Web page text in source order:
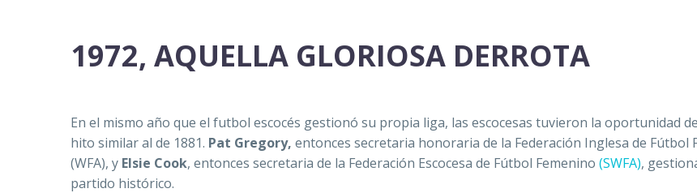
1972, AQUELLA GLORIOSA DERROTA
En el mismo año que el futbol escocés gestionó su propia liga, las escocesas tuvieron la oportunidad
hito similar al de 1881. Pat Gregory, entonces secretaria honoraria de la Federación Inglesa de Fútbol
(WFA), y Elsie Cook, entonces secretaria de la Federación Escocesa de Fútbol Femenino (SWFA),
partido histórico.